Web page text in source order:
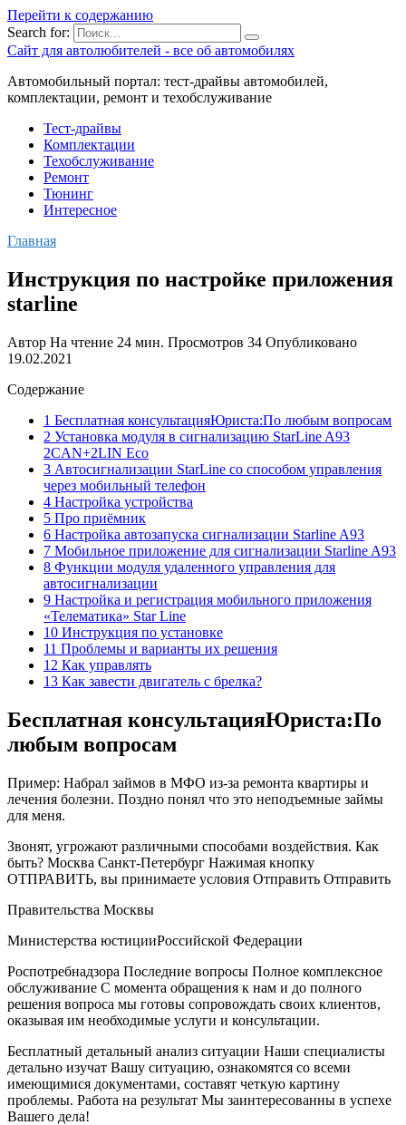
Перейти к содержанию
Search for:
Сайт для автолюбителей - все об автомобилях
Автомобильный портал: тест-драйвы автомобилей,
комплектации, ремонт и техобслуживание
Тест-драйвы
Комплектации
Техобслуживание
Ремонт
Тюнинг
Интересное
Главная
Инструкция по настройке приложения
starline
Автор На чтение 24 мин. Просмотров 34 Опубликовано
19.02.2021
Содержание
1 Бесплатная консультацияЮриста:По любым вопросам
2 Установка модуля в сигнализацию StarLine A93
2CAN+2LIN Eco
3 Автосигнализации StarLine со способом управления
через мобильный телефон
4 Настройка устройства
5 Про приёмник
6 Настройка автозапуска сигнализации Starline A93
7 Мобильное приложение для сигнализации Starline A93
8 Функции модуля удаленного управления для
автосигнализации
9 Настройка и регистрация мобильного приложения
«Телематика» Star Line
10 Инструкция по установке
11 Проблемы и варианты их решения
12 Как управлять
13 Как завести двигатель с брелка?
Бесплатная консультацияЮриста:По
любым вопросам
Пример: Набрал займов в МФО из-за ремонта квартиры и
лечения болезни. Поздно понял что это неподъемные займы
для меня.
Звонят, угрожают различными способами воздействия. Как
быть? Москва Санкт-Петербург Нажимая кнопку
ОТПРАВИТЬ, вы принимаете условия Отправить Отправить
Правительства Москвы
Министерства юстицииРоссийской Федерации
Роспотребнадзора Последние вопросы Полное комплексное
обслуживание С момента обращения к нам и до полного
решения вопроса мы готовы сопровождать своих клиентов,
оказывая им необходимые услуги и консультации.
Бесплатный детальный анализ ситуации Наши специалисты
детально изучат Вашу ситуацию, ознакомятся со всеми
имеющимися документами, составят четкую картину
проблемы. Работа на результат Мы заинтересованны в успехе
Вашего дела!